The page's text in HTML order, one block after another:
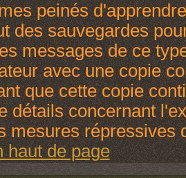
peinés
des sauvegardes
messages de ce
avec une copie
que cette copie
détails concernant
mesures répressives
haut de page